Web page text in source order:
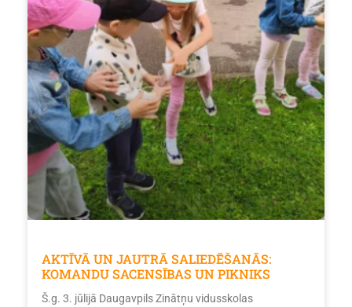
AKTĪVĀ UN JAUTRĀ SALIEDĒŠANĀS:
KOMANDU SACENSĪBAS UN PIKNIKS
Š.g. 3. jūlijā Daugavpils Zinātņu vidusskolas